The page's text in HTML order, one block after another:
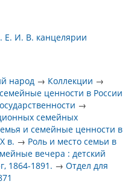
Е. И. В. канцелярии
народ → Коллекции →
ценности в России
→
семейных
и семейные ценности в
в. → Роль и место семьи в
вечера : детский
1864-1891. →Отдел для